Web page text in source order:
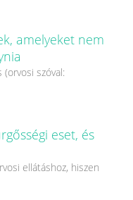
amelyeket nem
szóval:
eset, és
ellátáshoz, hiszen